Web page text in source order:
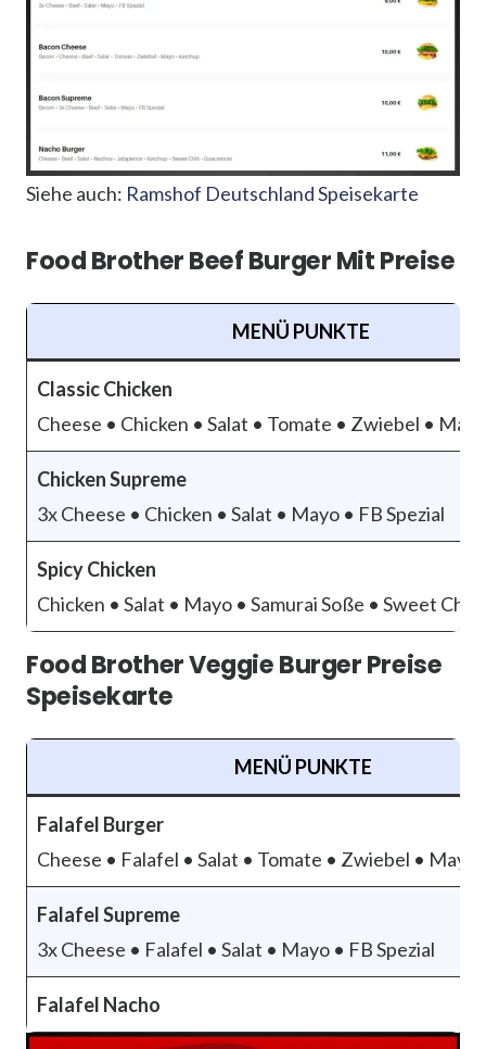
Siehe auch: Ramshof Deutschland Speisekarte
Food Brother Beef Burger Mit Preise
MENÜ PUNKTE
Classic Chicken
Cheese • Chicken • Salat • Tomate • Zwiebel •
Chicken Supreme
3x Cheese • Chicken • Salat • Mayo • FB Spezial
Spicy Chicken
Chicken • Salat • Mayo • Samurai Soße • Sweet Chili
Food Brother Veggie Burger Preise
Speisekarte
MENÜ PUNKTE
Falafel Burger
Cheese • Falafel • Salat • Tomate • Zwiebel • Mayo
Falafel Supreme
3x Cheese • Falafel • Salat • Mayo • FB Spezial
Falafel Nacho